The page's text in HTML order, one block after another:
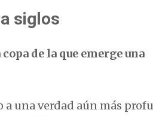
siglos
copa de la que emerge una
una verdad aún más